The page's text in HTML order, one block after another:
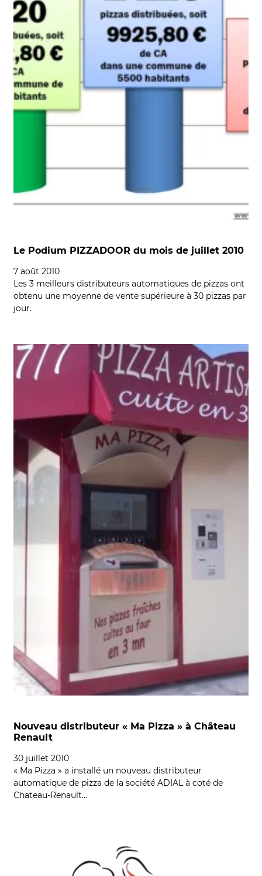
Le Podium PIZZADOOR du mois de juillet 2010
7 août 2010
Les 3 meilleurs distributeurs automatiques de pizzas ont
obtenu une moyenne de vente supérieure à 30 pizzas par
jour.
Nouveau distributeur « Ma Pizza » à Château
Renault
30 juillet 2010
« Ma Pizza » a installé un nouveau distributeur
automatique de pizza de la société ADIAL à coté de
Chateau-Renault…